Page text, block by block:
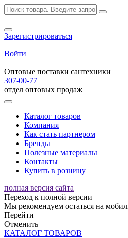
Зарегистрироваться
Войти
Оптовые поставки сантехники
307-00-77
отдел оптовых продаж
Каталог товаров
Компания
Как стать партнером
Бренды
Полезные материалы
Контакты
Купить в розницу
полная версия сайта
Переход к полной версии
Мы рекомендуем остаться на
Перейти
Отменить
КАТАЛОГ ТОВАРОВ